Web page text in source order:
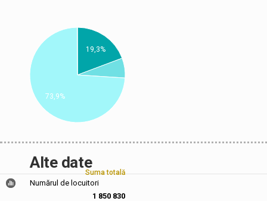
19,3%
73,9%
Alte date
Suma totală
Numărul de locuitori
1 850 830